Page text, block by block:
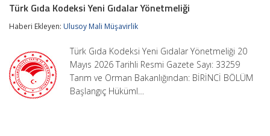
Kodeksi
Gıdalar
Türk Gıda Kodeksi Yeni Gıdalar Yönetmeliği
Haberi Ekleyen: Ulusoy Mali Müşavirlik
Türk Gıda Kodeksi Yeni Gıdalar Yönetmeliği 20
Mayıs 2026 Tarihli Resmi Gazete Sayı: 33259
Tarım ve Orman Bakanlığından: BİRİNCİ BÖLÜM
Başlangıç Hüküml…